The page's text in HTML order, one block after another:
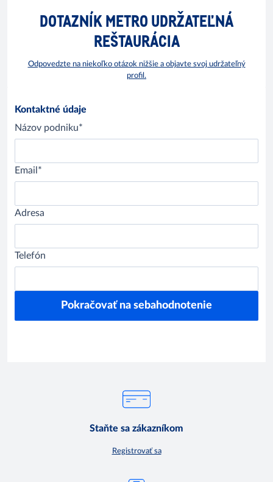
DOTAZNÍK METRO UDRŽATEĽNÁ
REŠTAURÁCIA
Odpovedzte na niekoľko otázok nižšie a objavte svoj udržateľný
profil.
Kontaktné údaje
Názov podniku*
Email*
Adresa
Telefón
Staňte sa zákazníkom
Registrovať sa